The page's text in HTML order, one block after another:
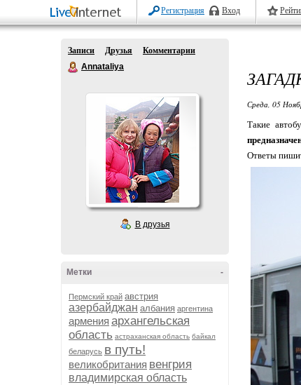
Регистрация Вход
Записи Друзья
Комментарии
Annataliya
В друзья
-
Метки
Пермский край австрия
азербайджан албания аргентина
армения архангельская
область астраханская область байкал
беларусь в путь!
великобритания венгрия
владимирская область
Среда, 05
Такие
Ответы